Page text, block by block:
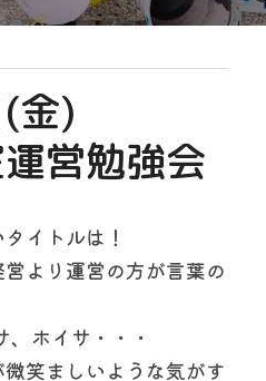
金)
営勉強会
イトルは！
より運営の方が言葉の
ホイサ・・・
笑ましいような気がす